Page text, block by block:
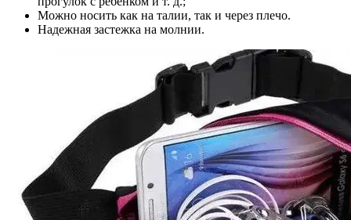
Можно носить как на талии, так и через плечо.
Надежная застежка на молнии.